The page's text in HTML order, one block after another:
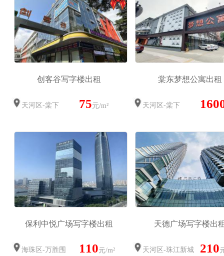
创客谷写字楼出租
天河区-棠下 75元/m²
棠东梦想公寓出租
天河区-棠下
保利中悦广场写字楼出租
海珠区-万胜围 110元/m²
天德广场写字楼出
天河区-珠江新城 210